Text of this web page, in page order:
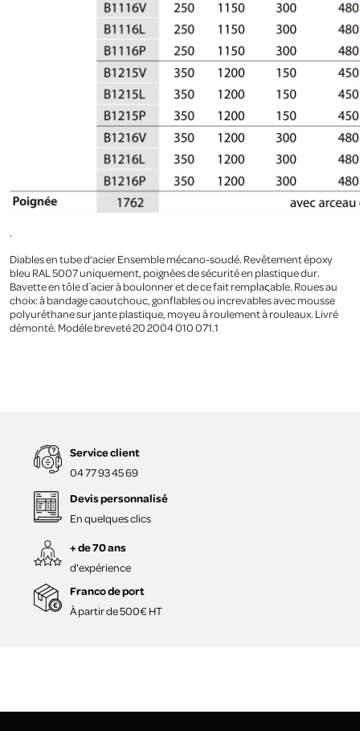
.
Diables en tube d‘acier Ensemble mécano-soudé. Revêtement époxy
bleu RAL 5007 uniquement, poignées de sécurité en plastique dur.
Bavette en tôle d´acier à boulonner et de ce fait remplaςable. Roues au
choix: à bandage caoutchouc, gonflables ou increvables avec mousse
polyuréthane sur jante plastique, moyeu à roulement à rouleaux. Livré
démonté. Modéle breveté 20 2004 010 071.1
Service client
04 77 93 45 69
Devis personnalisé
En quelques clics
+ de 70 ans
d'expérience
Franco de port
À partir de 500€ HT